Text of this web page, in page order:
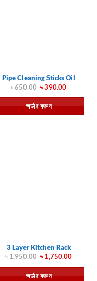
Pipe Cleaning Sticks Oil
৳650.00 Original
was:
৳ 650.00.
৳390.00Current
is:
৳ 390.00.
অর্ডার করুন
3 Layer Kitchen Rack
৳1,950.00 Original
price
was:
৳ 1,950.00.
৳1,750.00Current
is:
৳
অর্ডার করুন